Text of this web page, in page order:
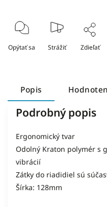
Opýtať sa Strážiť Zdieľať
Popis
Podrobný popis
Ergonomický tvar
Odolný Kraton polymér s
vibrácií
Zátky do riadidiel sú
Šírka: 128mm